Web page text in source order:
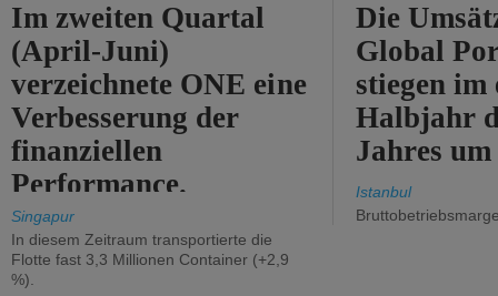
Im zweiten Quartal
(April-Juni)
verzeichnete ONE eine
Verbesserung der
finanziellen
Performance.
Singapur
In diesem Zeitraum transportierte die
Flotte fast 3,3 Millionen Container (+2,9
%).
Die
Global
stiegen im
Halbjahr
Jahres
Istanbul